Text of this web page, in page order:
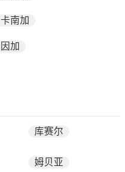
卡南加
因加
库赛尔
姆贝亚